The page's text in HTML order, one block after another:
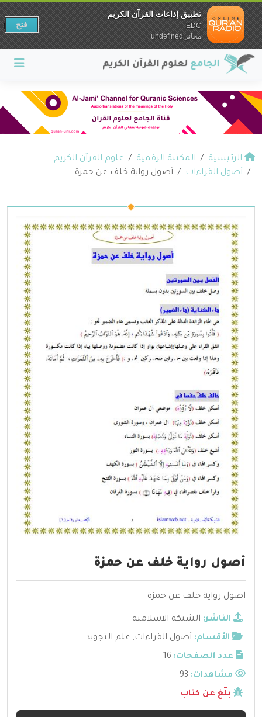
الرئيسية المكتبة الرقمية
علوم القرآن الكريم
أصول القراءات
أصول رواية خلف عن حمزة
أصول رواية خلف عن حمزة
اصول رواية خلف عن حمزة
الناشر: الشبكة الاسلامية
الأقسام: أصول القراءات, علم التجويد
عدد الصفحات: 16
مشاهدات:
بلّغ عن كتاب
تطبيق إذاعات القرآن الكريم
EDC
مجانيundefined
فتح